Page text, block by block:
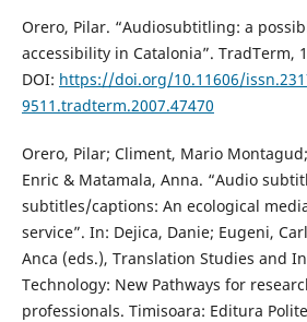
Orero, Pilar. “Audiosubtitling: a
accessibility in Catalonia”. TradTerm,
DOI: https://doi.org/10.11606/
9511.tradterm.2007.47470
Orero, Pilar; Climent, Mario
Enric & Matamala, Anna. “Audio
subtitles/captions: An ecological
service”. In: Dejica, Danie; Eugeni,
Anca (eds.), Translation Studies and
Technology: New Pathways for
professionals. Timisoara: Editura